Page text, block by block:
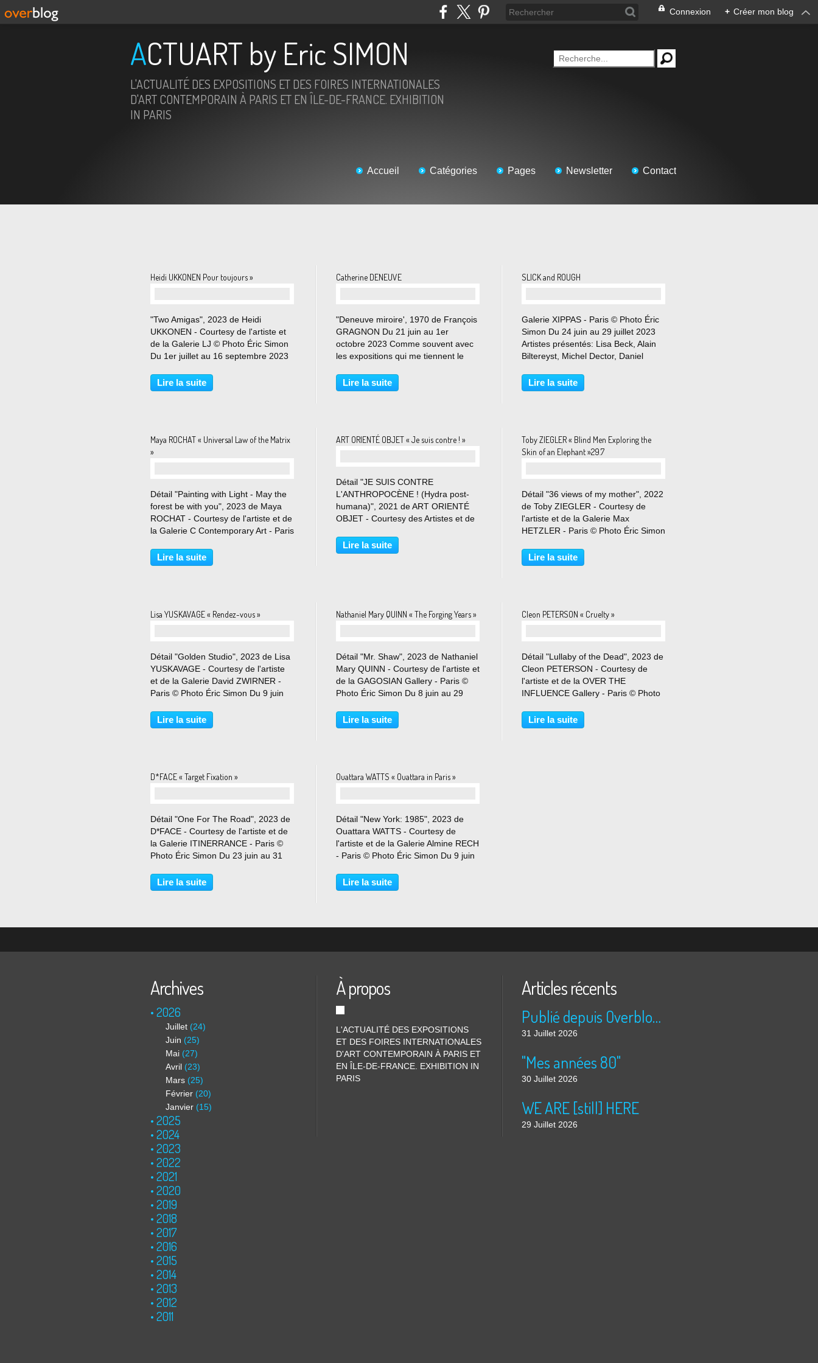
Connexion + Créer mon blog
ACTUART by Eric SIMON
L'ACTUALITÉ DES EXPOSITIONS ET DES FOIRES INTERNATIONALES
D'ART CONTEMPORAIN À PARIS ET EN ÎLE-DE-FRANCE. EXHIBITION
IN PARIS
Accueil Catégories Pages Newsletter Contact
Heidi UKKONEN Pour toujours »
"Two Amigas", 2023 de Heidi
UKKONEN - Courtesy de l'artiste et
de la Galerie LJ © Photo Éric Simon
Du 1er juillet au 16 septembre 2023
présenter ‘Pour Toujours’, la
première exposition personnelle en
Lire la suite
Catherine DENEUVE
"Deneuve miroire', 1970 de François
GRAGNON Du 21 juin au 1er
octobre 2023 Comme souvent avec
les expositions qui me tiennent le
souvenir d’enfance fort… Avec
Catherine Deneuve cela fut d’abord
Lire la suite
SLICK and ROUGH
Galerie XIPPAS - Paris © Photo Éric
Simon Du 24 juin au 29 juillet 2023
Artistes présentés: Lisa Beck, Alain
Biltereyst, Michel Dector, Daniel
Jean-François Leroy, Kevin
Rouillard, Benjamin Sabatier, Blair
Lire la suite
Maya ROCHAT « Universal Law of the Matrix
»
Détail "Painting with Light - May the
forest be with you", 2023 de Maya
ROCHAT - Courtesy de l'artiste et de
la Galerie C Contemporary Art - Paris
juillet 2023 Quel est le langage du
vivant ? Que percevons-nous
Lire la suite
ART ORIENTÉ OBJET « Je suis contre ! »
Détail "JE SUIS CONTRE
L'ANTHROPOCÈNE ! (Hydra post-
humana)", 2021 de ART ORIENTÉ
OBJET - Courtesy des Artistes et de
CALVAIRES - Paris © Photo Éric
Simon Du 1er juillet au 23 septembre
Lire la suite
Toby ZIEGLER « Blind Men Exploring the
Skin of an Elephant »29.7
Détail "36 views of my mother", 2022
de Toby ZIEGLER - Courtesy de
l'artiste et de la Galerie Max
HETZLER - Paris © Photo Éric Simon
Galerie Max Hetzler est heureuse de
présenter Blind men exploring the
Lire la suite
Lisa YUSKAVAGE « Rendez-vous »
Détail "Golden Studio", 2023 de Lisa
YUSKAVAGE - Courtesy de l'artiste
et de la Galerie David ZWIRNER -
Paris © Photo Éric Simon Du 9 juin
plaisir d’accueillir la première
exposition dans ses espaces
Lire la suite
Nathaniel Mary QUINN « The Forging Years »
Détail "Mr. Shaw", 2023 de Nathaniel
Mary QUINN - Courtesy de l'artiste et
de la GAGOSIAN Gallery - Paris ©
Photo Éric Simon Du 8 juin au 29
que mon travail se rapporte à ma
famille. Toutefois, il traite
Lire la suite
Cleon PETERSON « Cruelty »
Détail "Lullaby of the Dead", 2023 de
Cleon PETERSON - Courtesy de
l'artiste et de la OVER THE
INFLUENCE Gallery - Paris © Photo
2023 "Dans ce monde, le chaos et la
confusion sont devenus la norme. Il
Lire la suite
D*FACE « Target Fixation »
Détail "One For The Road", 2023 de
D*FACE - Courtesy de l'artiste et de
la Galerie ITINERRANCE - Paris ©
Photo Éric Simon Du 23 juin au 31
le plaisir de vous annoncer la
nouvelle exposition de D*Face :
Lire la suite
Ouattara WATTS « Ouattara in Paris »
Détail "New York: 1985", 2023 de
Ouattara WATTS - Courtesy de
l'artiste et de la Galerie Almine RECH
- Paris © Photo Éric Simon Du 9 juin
a le plaisir d’annoncer le premier
solo show de Ouattara Watts avec la
Lire la suite
Archives
2026
Juillet (24)
Juin (25)
Mai (27)
Avril (23)
Mars (25)
Février (20)
Janvier (15)
2025
2024
2023
2022
2021
2020
2019
2018
2017
2016
2015
2014
2013
2012
2011
À propos
L'ACTUALITÉ DES EXPOSITIONS
ET DES FOIRES INTERNATIONALES
D'ART CONTEMPORAIN À PARIS ET
EN ÎLE-DE-FRANCE. EXHIBITION IN
PARIS
Articles récents
Publié depuis Overblog et Facebook
31 Juillet 2026
"Mes années 80"
30 Juillet 2026
WE ARE [still] HERE
29 Juillet 2026